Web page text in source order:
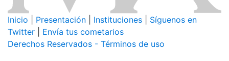
Inicio Presentación Instituciones
Síguenos en
Twitter
Envía tus cometarios
Derechos Reservados - Términos de uso